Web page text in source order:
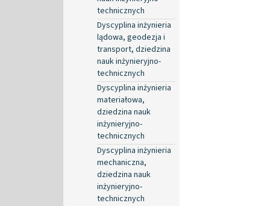
technicznych
Dyscyplina inżynieria
lądowa, geodezja i
transport, dziedzina
nauk inżynieryjno-
technicznych
Dyscyplina inżynieria
materiałowa,
dziedzina nauk
inżynieryjno-
technicznych
Dyscyplina inżynieria
mechaniczna,
dziedzina nauk
inżynieryjno-
technicznych